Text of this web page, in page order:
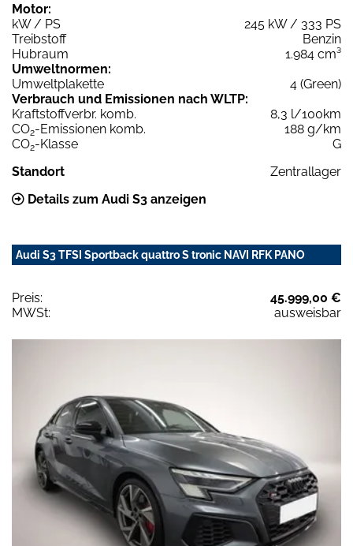
Motor:
kW / PS
245 kW / 333 PS
Treibstoff
Benzin
Hubraum
1.984 cm³
Umweltnormen:
Umweltplakette
4 (Green)
Verbrauch und Emissionen nach WLTP:
Kraftstoffverbr. komb.
8,3 l/100km
CO2-Emissionen komb.
188 g/km
CO2-Klasse
G
Standort
Zentrallager
Details zum Audi S3 anzeigen
Audi S3 TFSI Sportback quattro S tronic NAVI RFK PANO
Preis:
45.999,00 €
MWSt:
ausweisbar